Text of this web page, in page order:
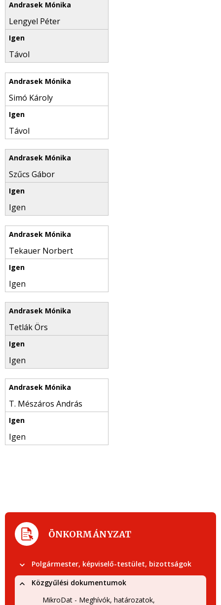
Lengyel Péter
Távol
Simó Károly
Távol
Szűcs Gábor
Igen
Tekauer Norbert
Igen
Tetlák Örs
Igen
T. Mészáros András
Igen
ÖNKORMÁNYZAT
Polgármester, képviselő-testület, bizottságok
Közgyűlési dokumentumok
MikroDat - Meghívók, határozatok,